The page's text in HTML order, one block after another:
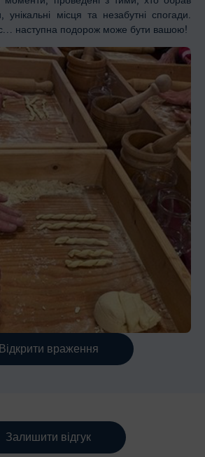
місця та незабутні спогади.
наступна подорож може бути вашою!
Відкрити враження
Залишити відгук